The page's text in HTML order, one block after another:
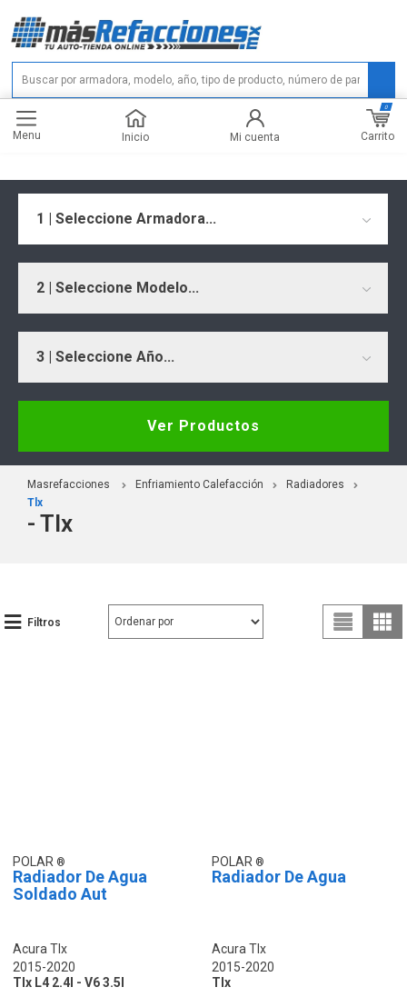
Menu Inicio Mi cuenta Carrito
0
1 | Seleccione Armadora...
2 | Seleccione Modelo...
3 | Seleccione Año...
Ver Productos
Masrefacciones Enfriamiento Calefacción
Radiadores
Tlx
- Tlx
Filtros
POLAR
Radiador De Agua
Soldado Aut
Acura Tlx
2015-2020
Tlx L4 2.4l - V6 3.5l
POLAR
Radiador De Agua
Acura Tlx
2015-2020
Tlx